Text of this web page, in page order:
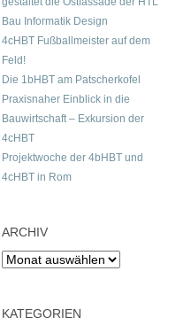
Bau Informatik Design
4cHBT Fußballmeister auf dem
Feld!
Die 1bHBT am Patscherkofel
Praxisnaher Einblick in die
Bauwirtschaft – Exkursion der
4cHBT
Projektwoche der 4bHBT und
4cHBT in Rom
ARCHIV
Archiv
KATEGORIEN